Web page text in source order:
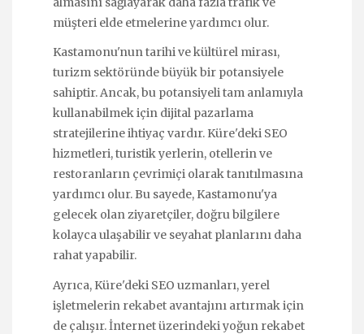
müşteri elde etmelerine yardımcı olur.
Kastamonu'nun tarihi ve kültürel mirası,
turizm sektöründe büyük bir potansiyele
sahiptir. Ancak, bu potansiyeli tam anlamıyla
kullanabilmek için dijital pazarlama
stratejilerine ihtiyaç vardır. Küre'deki SEO
hizmetleri, turistik yerlerin, otellerin ve
restoranların çevrimiçi olarak tanıtılmasına
yardımcı olur. Bu sayede, Kastamonu'ya
gelecek olan ziyaretçiler, doğru bilgilere
kolayca ulaşabilir ve seyahat planlarını daha
rahat yapabilir.
Ayrıca, Küre'deki SEO uzmanları, yerel
işletmelerin rekabet avantajını artırmak için
de çalışır. İnternet üzerindeki yoğun rekabet